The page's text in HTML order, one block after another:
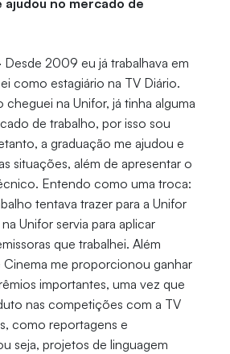
ajudou no mercado de
Desde 2009 eu já trabalhava em
como estagiário na TV Diário.
cheguei na Unifor, já tinha alguma
de trabalho, por isso sou
a graduação me ajudou e
situações, além de apresentar o
Entendo como uma troca:
tentava trazer para a Unifor
Unifor servia para aplicar
que trabalhei. Além
Cinema me proporcionou ganhar
importantes, uma vez que
nas competições com a TV
como reportagens e
seja, projetos de linguagem